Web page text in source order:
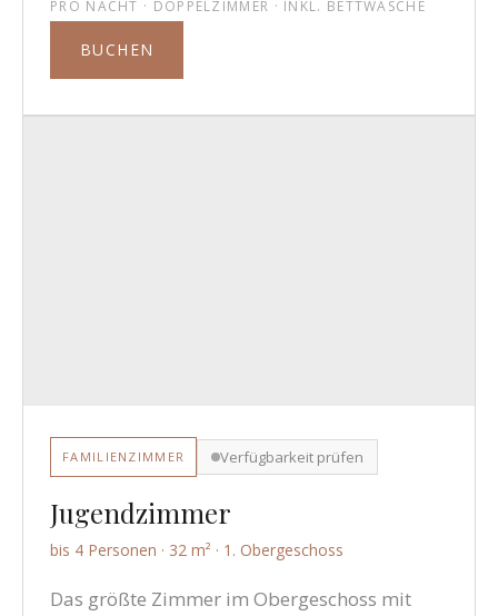
PRO NACHT · DOPPELZIMMER · INKL. BETTWÄSCHE
BUCHEN
FAMILIENZIMMER Verfügbarkeit prüfen
Jugendzimmer
bis 4 Personen · 32 m² · 1. Obergeschoss
Das größte Zimmer im Obergeschoss mit